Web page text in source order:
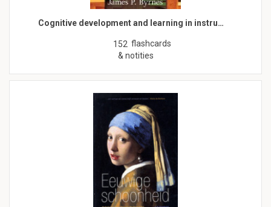
Cognitive development and learning in instru…
152 flashcards
& notities